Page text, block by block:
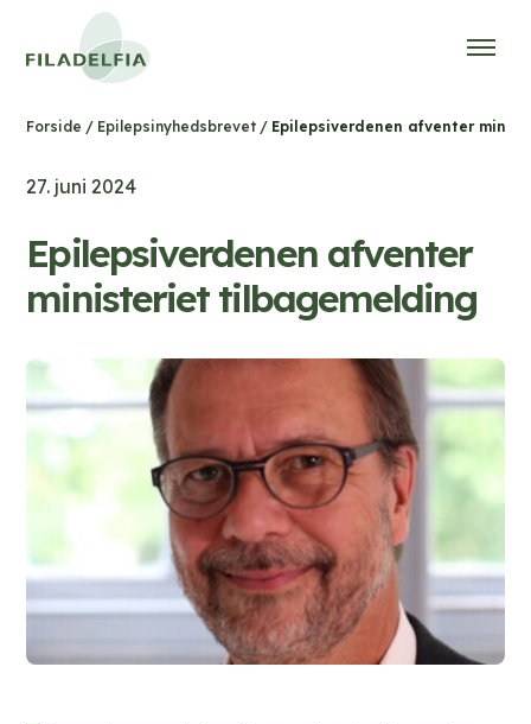
Forside / Epilepsinyhedsbrevet / Epilepsiverdenen afventer
27. juni 2024
Epilepsiverdenen afventer
ministeriet tilbagemelding